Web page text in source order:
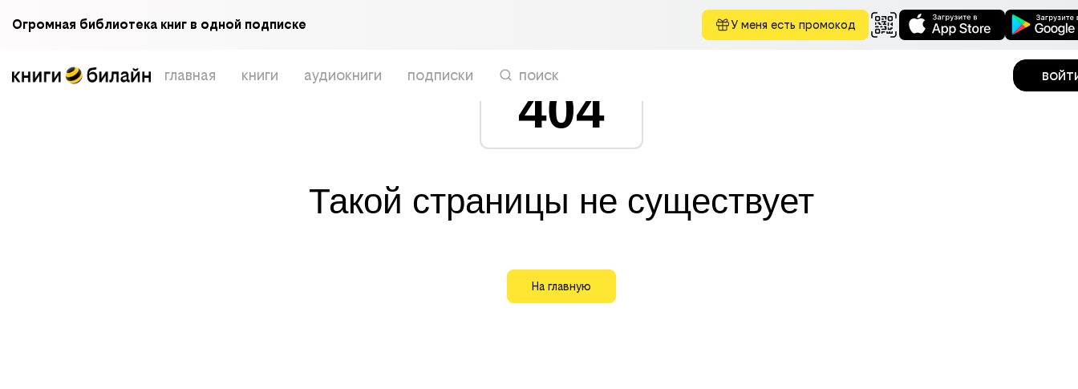
Огромная библиотека книг в одной подписке У меня есть промокод
главная книги аудиокниги подписки поиск
404
Такой страницы не существует
На главную